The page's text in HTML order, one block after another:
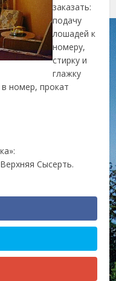
заказать:
подачу
лошадей к
номеру,
стирку и
глажку
номер, прокат
Сысерть.